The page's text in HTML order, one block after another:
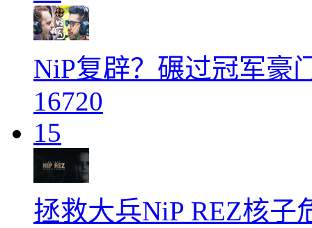
NiP复辟？碾过冠军豪
16720
15
拯救大兵NiP REZ核子